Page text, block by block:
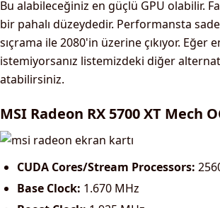
Bu alabileceğiniz en güçlü GPU olabilir.
bir pahalı düzeydedir. Performansta
sıçrama ile 2080'in üzerine çıkıyor. Eğer
istemiyorsanız listemizdeki diğer
atabilirsiniz.
MSI Radeon RX 5700 XT Mech
CUDA Cores/Stream Processors:
Base Clock: 1.670 MHz